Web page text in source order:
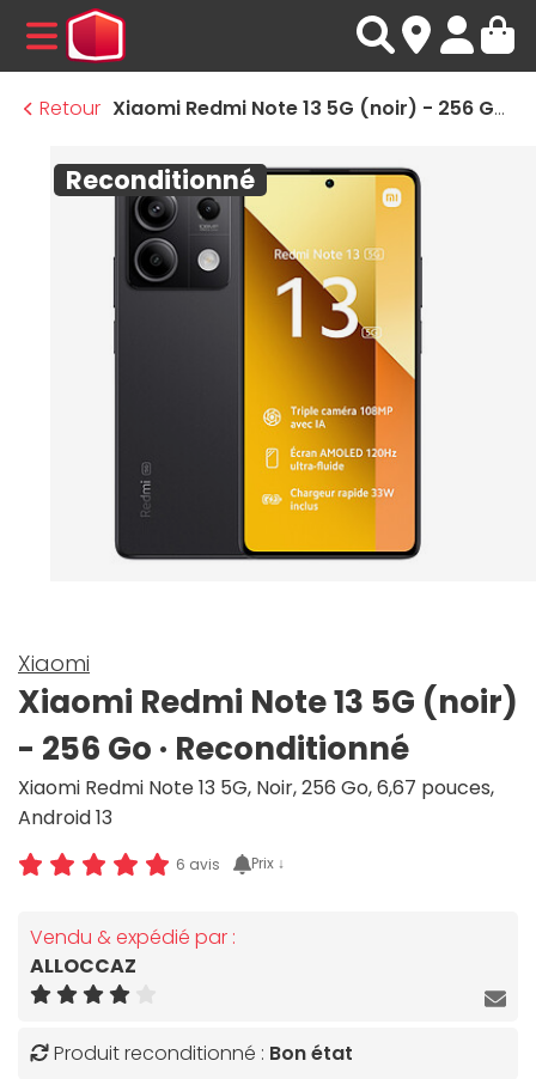
MENU
Retour
Xiaomi Redmi Note 13 5G (noir) - 256 Go · Reconditionné
Reconditionné
Xiaomi
Xiaomi Redmi Note 13 5G (noir)
- 256 Go · Reconditionné
Xiaomi Redmi Note 13 5G, Noir, 256 Go, 6,67 pouces,
Android 13
6 avis Prix ↓
Vendu & expédié par :
ALLOCCAZ
Produit reconditionné : Bon état